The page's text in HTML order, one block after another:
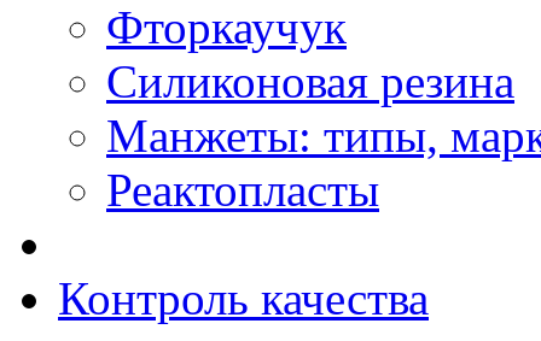
Фторкаучук
Силиконовая резина
Манжеты: типы,
Реактопласты
Контроль качества